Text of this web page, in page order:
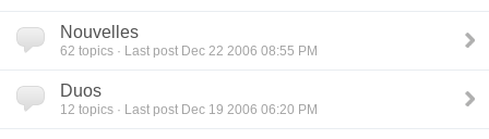
Nouvelles
62 topics · Last post Dec 22 2006 08:55 PM
Duos
12 topics · Last post Dec 19 2006 06:20 PM